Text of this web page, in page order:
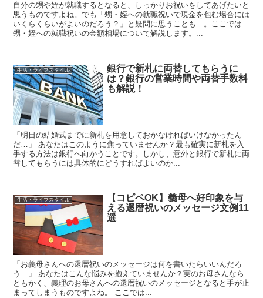
自分の甥や姪が就職するとなると、しっかりお祝いをしてあげたいと
思うものですよね。でも「甥・姪への就職祝いで現金を包む場合には
いくらくらいがよいのだろう？」と疑問に思うことも…。ここでは
甥・姪への就職祝いの金額相場について解説します。...
生活・ライフスタイル
銀行で新札に両替してもらうに
は？銀行の営業時間や両替手数料
も解説！
「明日の結婚式までに新札を用意しておかなければいけなかったん
だ…」 あなたはこのように焦っていませんか？最も確実に新札を入
手する方法は銀行へ向かうことです。しかし、意外と銀行で新札に両
替してもらうには具体的にどうすればよいのか...
生活・ライフスタイル
【コピペOK】義母へ好印象を与
える還暦祝いのメッセージ文例11
選
「お義母さんへの還暦祝いのメッセージは何を書いたらいいんだろ
う…」 あなたはこんな悩みを抱えていませんか？実のお母さんなら
ともかく、義理のお母さんへの還暦祝いのメッセージとなると手が止
まってしまうものですよね。 ここでは...